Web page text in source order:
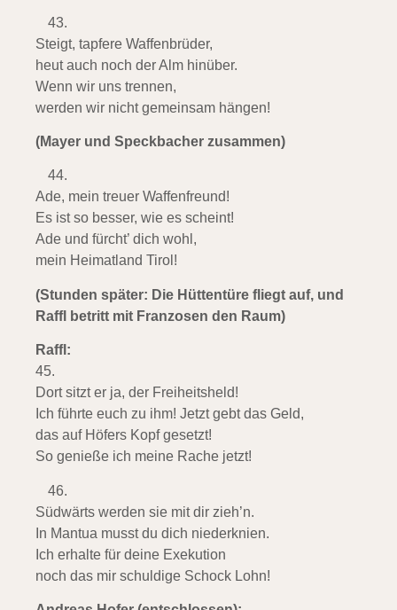
Steigt, tapfere Waffenbrüder,
heut auch noch der Alm hinüber.
Wenn wir uns trennen,
werden wir nicht gemeinsam hängen!
(Mayer und Speckbacher zusammen)
Ade, mein treuer Waffenfreund!
Es ist so besser, wie es scheint!
Ade und fürcht’ dich wohl,
mein Heimatland Tirol!
(Stunden später: Die Hüttentüre fliegt auf, und
Raffl betritt mit Franzosen den Raum)
Raffl:
45.
Dort sitzt er ja, der Freiheitsheld!
Ich führte euch zu ihm! Jetzt gebt das Geld,
das auf Höfers Kopf gesetzt!
So genieße ich meine Rache jetzt!
Südwärts werden sie mit dir zieh’n.
In Mantua musst du dich niederknien.
Ich erhalte für deine Exekution
noch das mir schuldige Schock Lohn!